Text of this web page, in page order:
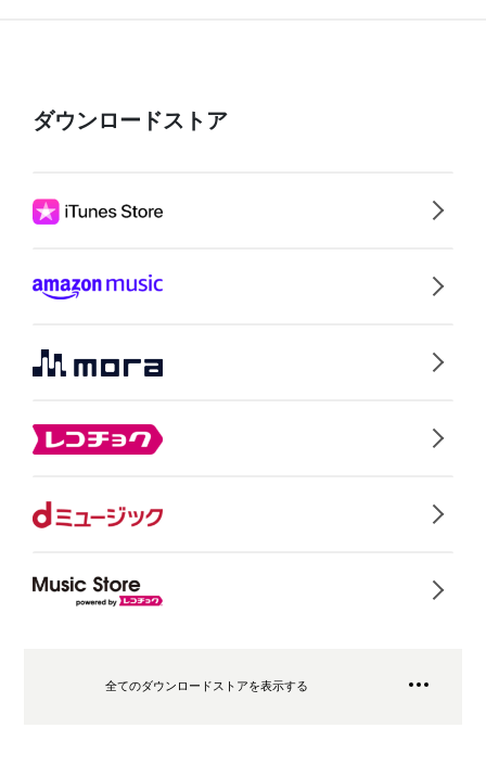
ダウンロードストア
全てのダウンロードストアを表示する